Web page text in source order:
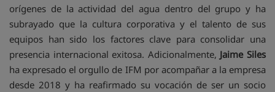
orígenes de la actividad del agua dentro del grupo y ha
subrayado que la cultura corporativa y el talento de sus
equipos han sido los factores clave para consolidar una
presencia internacional exitosa. Adicionalmente, Jaime Siles
ha expresado el orgullo de IFM por acompañar a la empresa
desde 2018 y ha reafirmado su vocación de ser un socio